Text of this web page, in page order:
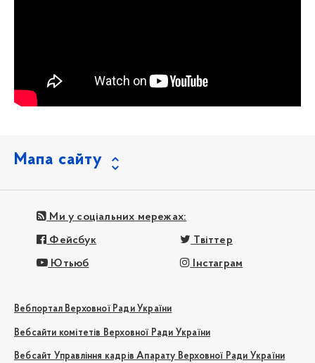
Мапа сайту
Ми у соціальних мережах:
Фейсбук Твіттер
Ютьюб Інстаграм
Вебпортал Верховної Ради України
Вебсайти комітетів Верховної Ради України
Вебсайт Управління кадрів Апарату Верховної Ради України